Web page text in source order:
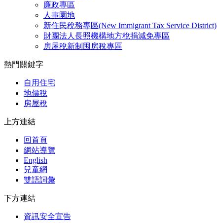
廉政專區
人事園地
新住民稅務專區(New Immigrant Tax Service District)
財團法人長照機構地方稅捐減免專區
房屋稅新制囤房稅專區
熱門關鍵字
自用住宅
地價稅
房屋稅
上方連結
回首頁
網站導覽
English
兒童網
雙語詞彙
下方連結
資訊安全宣告